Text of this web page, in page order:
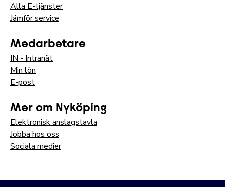
Alla E-tjänster
Jämför service
Medarbetare
IN - Intranät
Min lön
E-post
Mer om Nyköping
Elektronisk anslagstavla
Jobba hos oss
Sociala medier